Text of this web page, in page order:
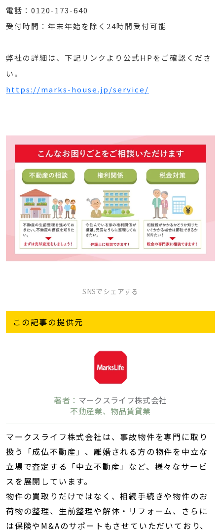
電話：0120-173-640
受付時間：年末年始を除く24時間受付可能
弊社の詳細は、下記リンクより公式HPをご確認くださ
い。
https://marks-house.jp/service/
SNSでシェアする
この記事の提供元
著者： マークスライフ株式会社
不動産業、物品賃貸業
マークスライフ株式会社は、事故物件を専門に取り
扱う「成仏不動産」、離婚される方の物件を中立な
立場で査定する「中立不動産」など、様々なサービ
スを展開しています。
物件の買取りだけではなく、相続手続きや物件のお
荷物の整理、生前整理や解体・リフォーム、さらに
は保険やM&Aのサポートもさせていただいており、